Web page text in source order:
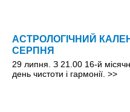
АСТРОЛОГІЧНИЙ
СЕРПНЯ
29 липня. З 21.00 16-й
день чистоти і гармонії. >>